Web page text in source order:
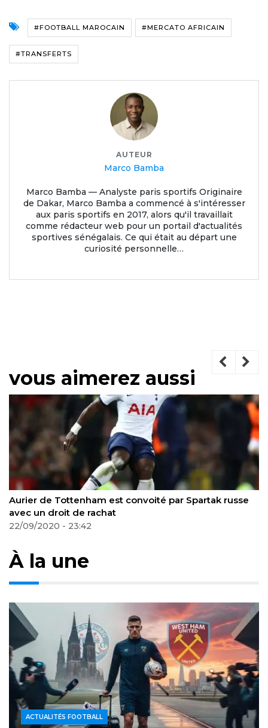
#FOOTBALL MAROCAIN #MERCATO AFRICAIN
#TRANSFERTS
AUTEUR
Marco Bamba
Marco Bamba — Analyste paris sportifs Originaire
de Dakar, Marco Bamba a commencé à s'intéresser
aux paris sportifs en 2017, alors qu'il travaillait
comme rédacteur web pour un portail d'actualités
sportives sénégalais. Ce qui était au départ une
curiosité personnelle…
vous aimerez aussi
russe
De Bruyne est sur le point de prolonger
avec Man City pour 5 ans. Salaire est de
livres par semaine
À la une
ACTUALITÉS FOOTBALL